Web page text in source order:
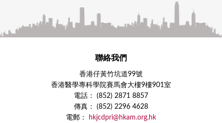
聯絡我們
香港仔黃竹坑道99號
香港醫學專科學院賽馬會大樓9樓901室
電話： (852) 2871 8857
傳真： (852) 2296 4628
電郵：
hkjcdpri@hkam.org.hk